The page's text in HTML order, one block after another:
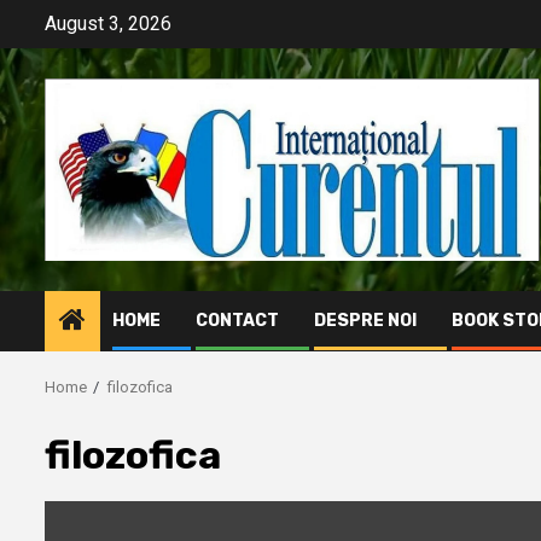
content
August 3, 2026
HOME CONTACT DESPRE NOI BOOK
Home filozofica
filozofica